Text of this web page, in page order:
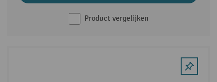
Product vergelijken